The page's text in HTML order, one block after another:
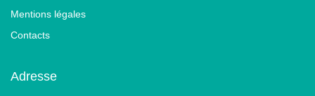
Mentions légales
Contacts
Adresse